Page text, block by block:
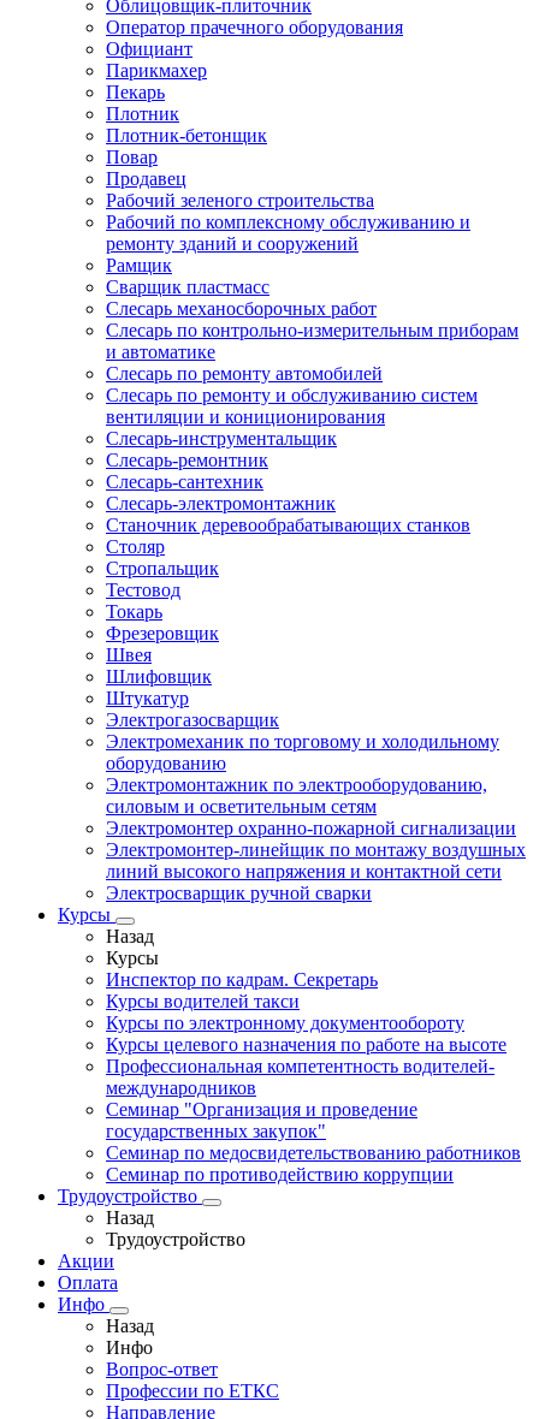
Облицовщик-плиточник
Оператор прачечного оборудования
Официант
Парикмахер
Пекарь
Плотник
Плотник-бетонщик
Повар
Продавец
Рабочий зеленого строительства
Рабочий по комплексному обслуживанию и
ремонту зданий и сооружений
Рамщик
Сварщик пластмасс
Слесарь механосборочных работ
Слесарь по контрольно-измерительным приборам
и автоматике
Слесарь по ремонту автомобилей
Слесарь по ремонту и обслуживанию систем
вентиляции и кониционирования
Слесарь-инструментальщик
Слесарь-ремонтник
Слесарь-сантехник
Слесарь-электромонтажник
Станочник деревообрабатывающих станков
Столяр
Стропальщик
Тестовод
Токарь
Фрезеровщик
Швея
Шлифовщик
Штукатур
Электрогазосварщик
Электромеханик по торговому и холодильному
оборудованию
Электромонтажник по электрооборудованию,
силовым и осветительным сетям
Электромонтер охранно-пожарной сигнализации
Электромонтер-линейщик по монтажу воздушных
линий высокого напряжения и контактной сети
Электросварщик ручной сварки
Курсы
Назад
Курсы
Инспектор по кадрам. Секретарь
Курсы водителей такси
Курсы по электронному документообороту
Курсы целевого назначения по работе на высоте
Профессиональная компетентность водителей-
международников
Семинар "Организация и проведение
государственных закупок"
Семинар по медосвидетельствованию работников
Семинар по противодействию коррупции
Трудоустройство
Назад
Трудоустройство
Акции
Оплата
Инфо
Назад
Инфо
Вопрос-ответ
Профессии по ЕТКС
Направление